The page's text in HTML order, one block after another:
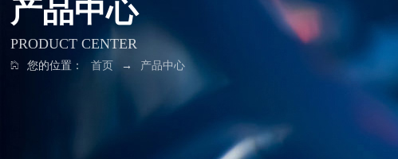
产品中心
PRODUCT CENTER
您的位置： 首页 → 产品中心